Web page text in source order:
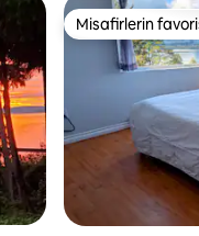
Misafirlerin
Misafirlerin